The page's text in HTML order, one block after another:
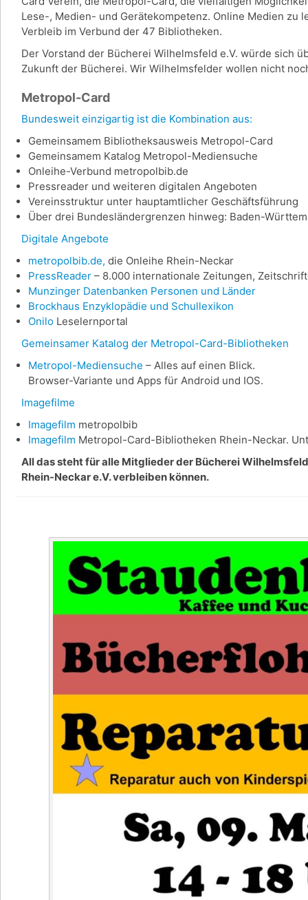
Lese-, Medien- und Gerätekompetenz. Online Medien
Verbleib im Verbund der 47 Bibliotheken.
Der Vorstand der Bücherei Wilhelmsfeld e.V. würde sich
Zukunft der Bücherei. Wir Wilhelmsfelder wollen nicht
Metropol-Card
Bundesweit einzigartig ist die Kombination aus:
Gemeinsamem Bibliotheksausweis Metropol-Card
Gemeinsamem Katalog Metropol-Mediensuche
Onleihe-Verbund metropolbib.de
Pressreader und weiteren digitalen Angeboten
Vereinsstruktur unter hauptamtlicher Geschäftsführung
Über drei Bundesländergrenzen hinweg: Baden-
Digitale Angebote
metropolbib.de, die Onleihe Rhein-Neckar
PressReader – 8.000 internationale Zeitungen,
Munzinger Datenbanken Personen und Länder
Brockhaus Enzyklopädie und Schullexikon
Onilo Leselernportal
Gemeinsamer Katalog der Metropol-Card-Bibliotheken
Metropol-Mediensuche – Alles auf einen Blick.
Browser-Variante und Apps für Android und IOS.
Imagefilme
Imagefilm metropolbib
Imagefilm Metropol-Card-Bibliotheken Rhein-Neckar.
All das steht für alle Mitglieder der Bücherei
Rhein-Neckar e.V. verbleiben können.